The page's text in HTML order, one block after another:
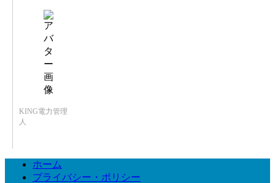
KING電力管理
人
ホーム
プライバシー・ポリシー